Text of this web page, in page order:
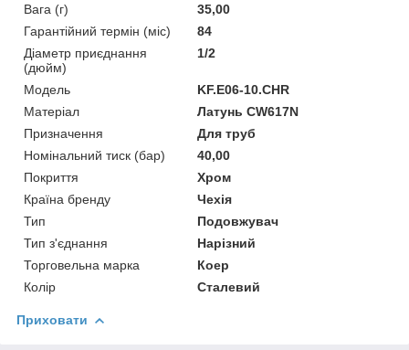
Вага (г)
35,00
Гарантійний термін (міс)
84
Діаметр приєднання
(дюйм)
1/2
Мoдель
KF.E06-10.CHR
Матеріал
Латунь CW617N
Призначення
Для труб
Номінальний тиск (бар)
40,00
Покриття
Хром
Країна бренду
Чехія
Тип
Подовжувач
Тип з'єднання
Нарізний
Торговельна марка
Коеp
Колір
Сталевий
Приховати